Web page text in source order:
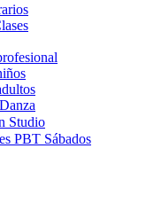
Studio
PBT Sábados